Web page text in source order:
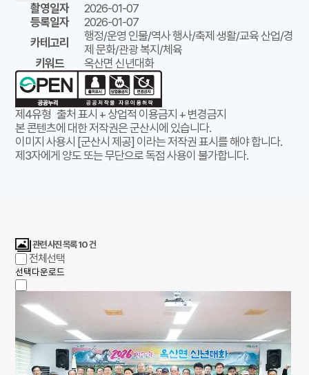
촬영일자
2026-01-07
등록일자
2026-01-07
카테고리
행정/운영 인물/역사 행사/축제 생활/교육 산업/경
제 문화/관광 복지/체육
키워드
옥산면 신년대화
제4유형 출처 표시 + 상업적 이용금지 + 변경금지
본 콘텐츠에 대한 저작권은 군산시에 있습니다.
이미지 사용시 [군산시 제공] 이라는 저작권 표시를 해야 합니다.
제3자에게 양도 또는 무단으로 독점 사용이 불가합니다.
관련 사진 목록10건
전체선택
선택다운로드